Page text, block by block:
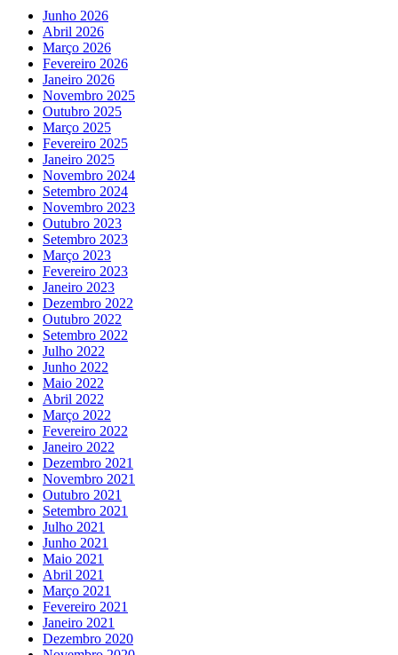
Junho 2026
Abril 2026
Março 2026
Fevereiro 2026
Janeiro 2026
Novembro 2025
Outubro 2025
Março 2025
Fevereiro 2025
Janeiro 2025
Novembro 2024
Setembro 2024
Novembro 2023
Outubro 2023
Setembro 2023
Março 2023
Fevereiro 2023
Janeiro 2023
Dezembro 2022
Outubro 2022
Setembro 2022
Julho 2022
Junho 2022
Maio 2022
Abril 2022
Março 2022
Fevereiro 2022
Janeiro 2022
Dezembro 2021
Novembro 2021
Outubro 2021
Setembro 2021
Julho 2021
Junho 2021
Maio 2021
Abril 2021
Março 2021
Fevereiro 2021
Janeiro 2021
Dezembro 2020